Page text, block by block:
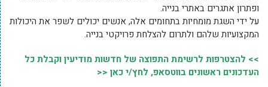
ופתרון אתגרים באתרי בנייה.
על ידי השגת מומחיות בתחומים אלה, אנשים יכולים לשפר את היכולות
המקצועיות שלהם ולתרום להצלחת פרויקטי בנייה.
>> להצטרפות לרשימת התפוצה של חדשות מודיעין וקבלת כל
העדכונים ראשונים בווטסאפ, לחץ/י כאן <<